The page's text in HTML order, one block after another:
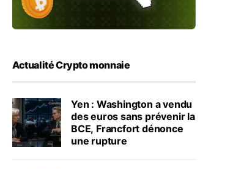
Actualité Crypto monnaie
Yen : Washington a vendu
des euros sans prévenir la
BCE, Francfort dénonce
une rupture